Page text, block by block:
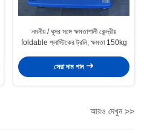
নমনীয় / ধূসর সঙ্গে ক্ষমতাশালী কেন্দ্রীয়
foldable প্লাস্টিকের ট্রলি, ক্ষমতা 150kg
সেরা দাম পান
আরও দেখুন >>